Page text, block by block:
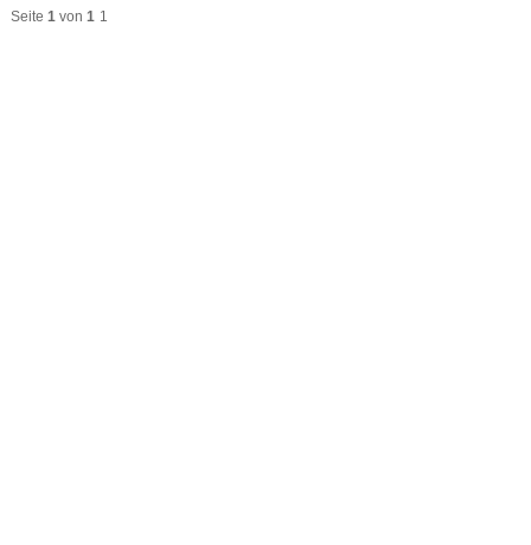
Seite 1 von 1 1